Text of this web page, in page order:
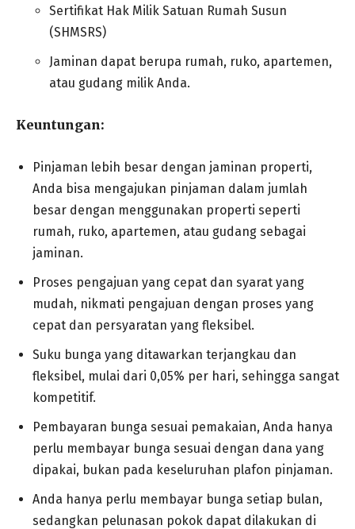
Sertifikat Hak Milik Satuan Rumah Susun
(SHMSRS)
Jaminan dapat berupa rumah, ruko, apartemen,
atau gudang milik Anda.
Keuntungan:
Pinjaman lebih besar dengan jaminan properti,
Anda bisa mengajukan pinjaman dalam jumlah
besar dengan menggunakan properti seperti
rumah, ruko, apartemen, atau gudang sebagai
jaminan.
Proses pengajuan yang cepat dan syarat yang
mudah, nikmati pengajuan dengan proses yang
cepat dan persyaratan yang fleksibel.
Suku bunga yang ditawarkan terjangkau dan
fleksibel, mulai dari 0,05% per hari, sehingga sangat
kompetitif.
Pembayaran bunga sesuai pemakaian, Anda hanya
perlu membayar bunga sesuai dengan dana yang
dipakai, bukan pada keseluruhan plafon pinjaman.
Anda hanya perlu membayar bunga setiap bulan,
sedangkan pelunasan pokok dapat dilakukan di